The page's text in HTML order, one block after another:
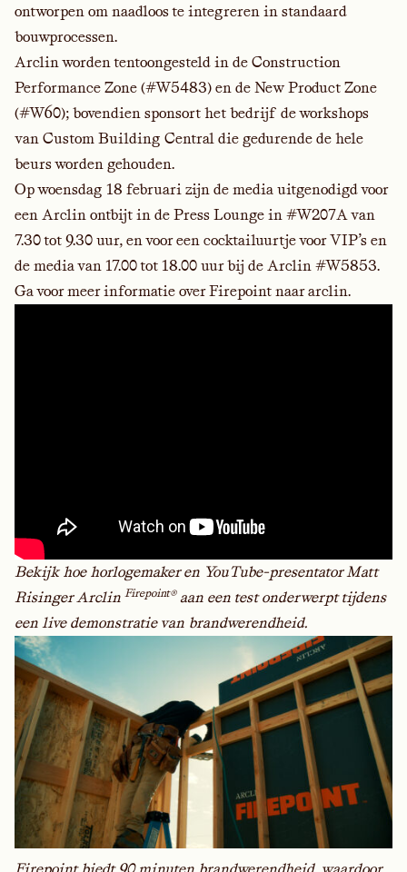
ontworpen om naadloos te integreren in standaard
bouwprocessen.
Arclin worden tentoongesteld in de Construction
Performance Zone (#W5483) en de New Product Zone
(#W60); bovendien sponsort het bedrijf de workshops
van Custom Building Central die gedurende de hele
beurs worden gehouden.
Op woensdag 18 februari zijn de media uitgenodigd voor
een Arclin ontbijt in de Press Lounge in #W207A van
7.30 tot 9.30 uur, en voor een cocktailuurtje voor VIP’s en
de media van 17.00 tot 18.00 uur bij de Arclin #W5853.
Ga voor meer informatie over Firepoint naararclin.
Bekijk hoe horlogemaker en YouTube-presentator Matt
Risinger Arclin Firepoint®aan een test onderwerpt tijdens
een live demonstratie van brandwerendheid.